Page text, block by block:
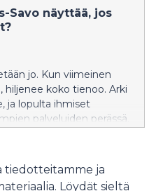
Savo näyttää, jos
jo. Kun viimeinen
hiljenee koko tienoo. Arki
ja lopulta ihmiset
palveluiden perässä.
Myös meillä
näkyy aina
tiedotteitamme ja
Löydät sieltä